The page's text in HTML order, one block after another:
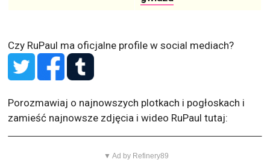
Czy RuPaul ma oficjalne profile w social mediach?
Porozmawiaj o najnowszych plotkach i pogłoskach i
zamieść najnowsze zdjęcia i wideo RuPaul tutaj:
▼ Ad by Refinery89